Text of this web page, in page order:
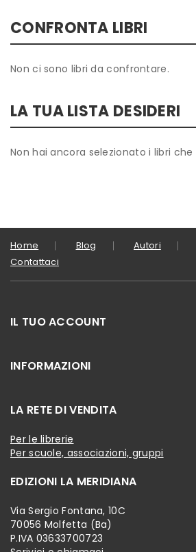
CONFRONTA LIBRI
Non ci sono libri da confrontare.
LA TUA LISTA DESIDERI
Non hai ancora selezionato i libri che
Home Blog Autori
Contattaci
IL TUO ACCOUNT
INFORMAZIONI
LA RETE DI VENDITA
Per le librerie
Per scuole, associazioni, gruppi
EDIZIONI LA MERIDIANA
Via Sergio Fontana, 10C
70056 Molfetta (Ba)
P.IVA 03633700723